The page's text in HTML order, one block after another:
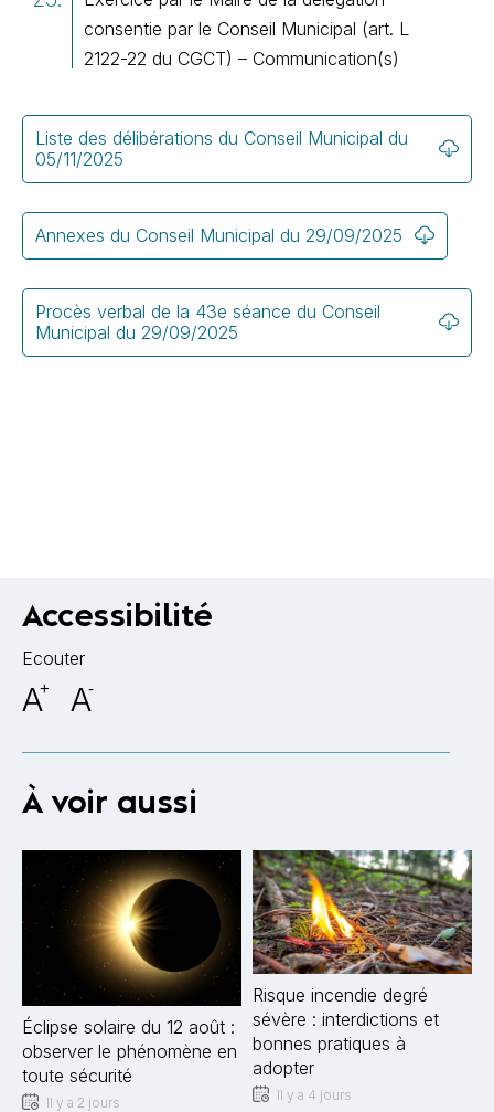
consentie par le Conseil Municipal (art. L
2122-22 du CGCT) – Communication(s)
Liste des délibérations du Conseil Municipal du
05/11/2025
Annexes du Conseil Municipal du 29/09/2025
Procès verbal de la 43e séance du Conseil
Municipal du 29/09/2025
Accessibilité
Ecouter
A+ A-
À voir aussi
Éclipse solaire du 12 août :
observer le phénomène en
toute sécurité
Il y a 2 jours
Risque incendie degré
sévère : interdictions et
bonnes pratiques à
adopter
Il y a 4 jours